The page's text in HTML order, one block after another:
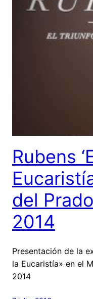
Rubens
del
2014
Presentación de la
la Eucaristía» en el
2014